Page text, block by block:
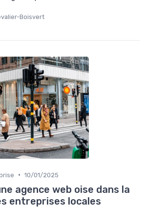
Boisvert
• 10/01/2025
agence web oise dans la
entreprises locales